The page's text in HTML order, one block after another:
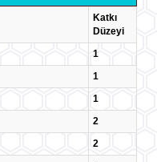
Katkı
Düzeyi
1
1
1
2
2